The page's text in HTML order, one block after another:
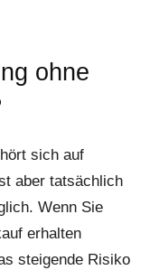
ohne
sich auf
aber tatsächlich
Wenn Sie
erhalten
steigende Risiko